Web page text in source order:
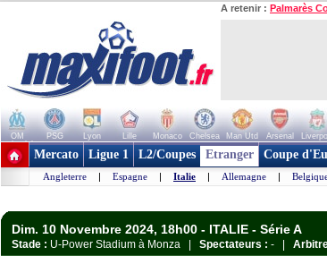
A retenir : Palmarès
OM PSG Lyon Lille Monaco Chelsea Man Utd Arsenal
+ de clubs
Mercato Ligue 1 L2/Coupes Etranger Coupe
Angleterre | Espagne | Italie | Allemagne |
Dim. 10 Novembre 2024, 18h00 - ITALIE - Série A
Stade : U-Power Stadium à Monza | Spectateurs : - |